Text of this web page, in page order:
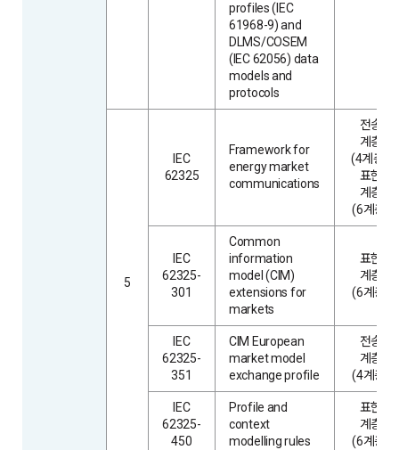
profiles (IEC
61968-9) and
DLMS/COSEM
(IEC 62056) data
models and
protocols
5
IEC
62325
Framework for
energy market
communications
전송
계층
(4계층),
표현
계층
(6계층)
IEC
62325-
301
Common
information
model (CIM)
extensions for
markets
표현
계층
(6계층)
IEC
62325-
351
CIM European
market model
exchange profile
전송
계층
(4계층)
IEC
62325-
450
Profile and
context
modelling rules
표현
계층
(6계층)